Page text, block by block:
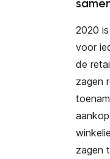
2020
voor
de
zagen
zagen